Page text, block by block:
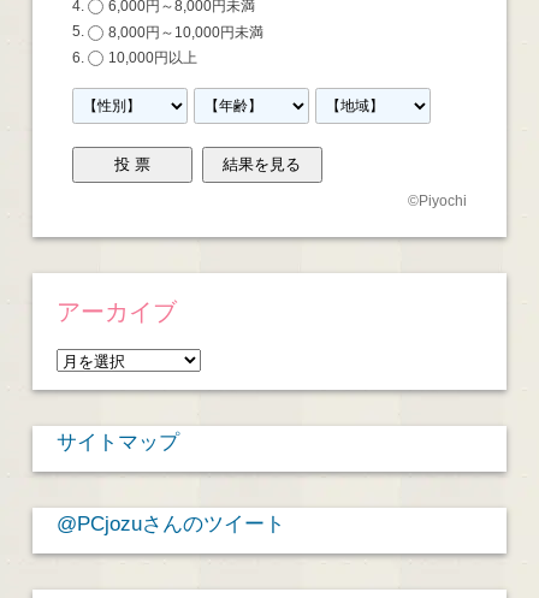
6,000円～8,000円未満
8,000円～10,000円未満
10,000円以上
©Piyochi
アーカイブ
ア
ー
カ
イ
サイトマップ
@PCjozuさんのツイート